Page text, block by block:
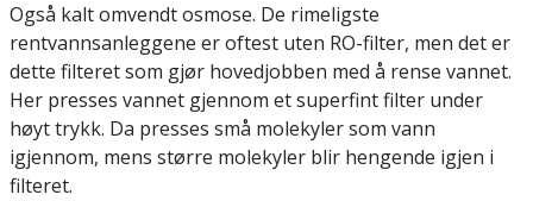
Også kalt omvendt osmose. De rimeligste
rentvannsanleggene er oftest uten RO-filter, men det er
dette filteret som gjør hovedjobben med å rense vannet.
Her presses vannet gjennom et superfint filter under
høyt trykk. Da presses små molekyler som vann
igjennom, mens større molekyler blir hengende igjen i
filteret.